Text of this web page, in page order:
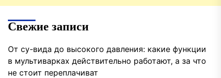
Свежие записи
От су-вида до высокого давления: какие функции
в мультиварках действительно работают, а за что
не стоит переплачиват